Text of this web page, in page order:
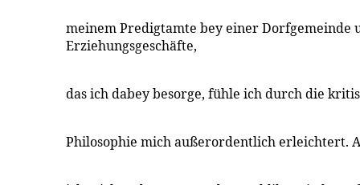
meinem Predigtamte bey einer Dorfgemeinde
Erziehungsgeschäfte,
das ich dabey besorge, fühle ich durch die
Philosophie mich außerordentlich erleichtert.